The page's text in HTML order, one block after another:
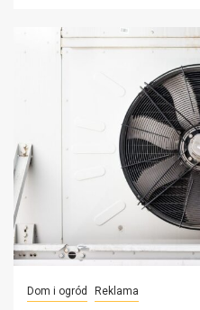
Dom i ogród Reklama